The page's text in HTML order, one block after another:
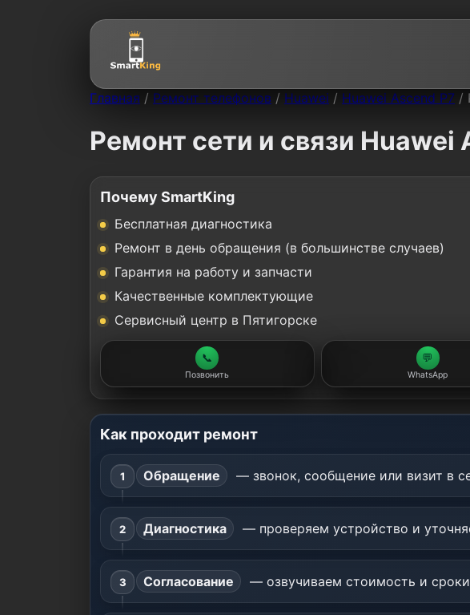
Главная / Ремонт телефонов / Huawei / Huawei Ascend P7 /
Ремонт сети и связи Huawei
Почему SmartKing
Бесплатная диагностика
Ремонт в день обращения (в большинстве случаев)
Гарантия на работу и запчасти
Качественные комплектующие
Сервисный центр в Пятигорске
📞
Позвонить
💬
WhatsApp
Как проходит ремонт
Обращение — звонок, сообщение или визит в
Диагностика — проверяем устройство и
Согласование — озвучиваем стоимость и